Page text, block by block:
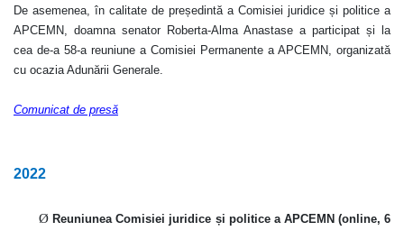
De asemenea, în calitate de președintă a Comisiei juridice și politice a
APCEMN, doamna senator Roberta-Alma Anastase a participat și la
cea de-a 58-a reuniune a Comisiei Permanente a APCEMN, organizată
cu ocazia Adunării Generale.
Comunicat de presă
2022
Ø Reuniunea Comisiei juridice și politice a APCEMN (online, 6